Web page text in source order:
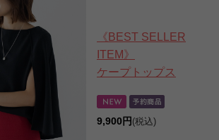
《BEST SELLER
ITEM》
ケープトップス
9,900円 (税込)